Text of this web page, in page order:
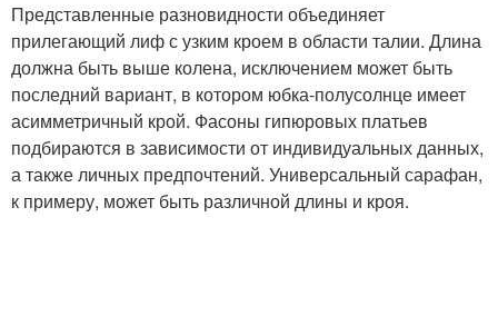
Представленные разновидности объединяет
прилегающий лиф с узким кроем в области талии. Длина
должна быть выше колена, исключением может быть
последний вариант, в котором юбка-полусолнце имеет
асимметричный крой. Фасоны гипюровых платьев
подбираются в зависимости от индивидуальных данных,
а также личных предпочтений. Универсальный сарафан,
к примеру, может быть различной длины и кроя.